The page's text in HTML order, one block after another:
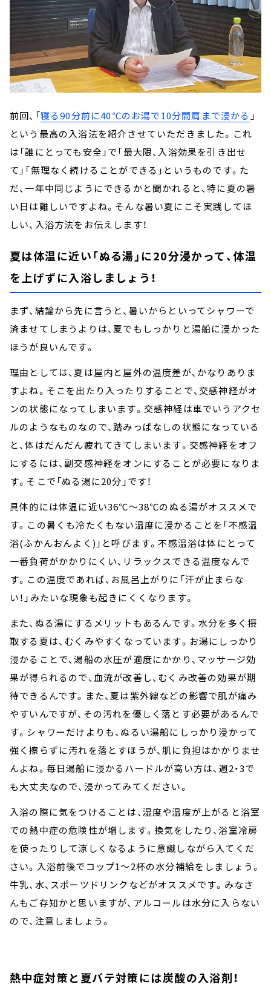
前回、「寝る90分前に40℃のお湯で10分間肩まで浸かる 」
という最高の入浴法を紹介させていただきました。これ
は「誰にとっても安全」で「最大限、入浴効果を引き出せ
て」「無理なく続けることができる」というものです。た
だ、一年中同じようにできるかと聞かれると、特に夏の暑
い日は難しいですよね。そんな暑い夏にこそ実践してほ
しい、入浴方法をお伝えします！
夏は体温に近い「ぬる湯」に20分浸かって、体温
を上げずに入浴しましょう！
まず、結論から先に言うと、暑いからといってシャワーで
済ませてしまうよりは、夏でもしっかりと湯船に浸かった
ほうが良いんです。
理由としては、夏は屋内と屋外の温度差が、かなりありま
すよね。そこを出たり入ったりすることで、交感神経がオ
ンの状態になってしまいます。交感神経は車でいうアクセ
ルのようなものなので、踏みっぱなしの状態になっている
と、体はだんだん疲れてきてしまいます。交感神経をオフ
にするには、副交感神経をオンにすることが必要になりま
す。そこで「ぬる湯に20分」です！
具体的には体温に近い36℃～38℃のぬる湯がオススメで
す。この暑くも冷たくもない温度に浸かることを「不感温
浴(ふかんおんよく)」と呼びます。不感温浴は体にとって
一番負荷がかかりにくい、リラックスできる温度なんで
す。この温度であれば、お風呂上がりに「汗が止まらな
い！」みたいな現象も起きにくくなります。
また、ぬる湯にするメリットもあるんです。水分を多く摂
取する夏は、むくみやすくなっています。お湯にしっかり
浸かることで、湯船の水圧が適度にかかり、マッサージ効
果が得られるので、血流が改善し、むくみ改善の効果が期
待できるんです。また、夏は紫外線などの影響で肌が痛み
やすいんですが、その汚れを優しく落とす必要があるんで
す。シャワーだけよりも、ぬるい湯船にしっかり浸かって
強く擦らずに汚れを落とすほうが、肌に負担はかかりませ
んよね。毎日湯船に浸かるハードルが高い方は、週2・3で
も大丈夫なので、浸かってみてください。
入浴の際に気をつけることは、湿度や温度が上がると浴室
での熱中症の危険性が増します。換気をしたり、浴室冷房
を使ったりして涼しくなるように意識しながら入てくだ
さい。入浴前後でコップ1～2杯の水分補給をしましょう。
牛乳、水、スポーツドリンクなどがオススメです。みなさ
んもご存知かと思いますが、アルコールは水分に入らない
ので、注意しましょう。
熱中症対策と夏バテ対策には炭酸の入浴剤！